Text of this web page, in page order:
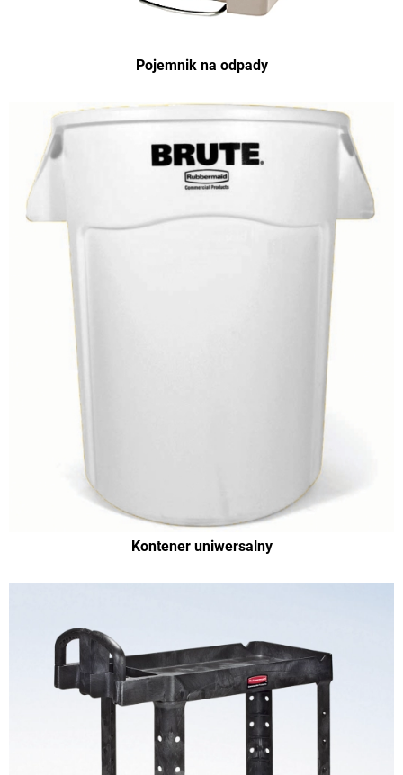
Pojemnik na odpady
Kontener uniwersalny